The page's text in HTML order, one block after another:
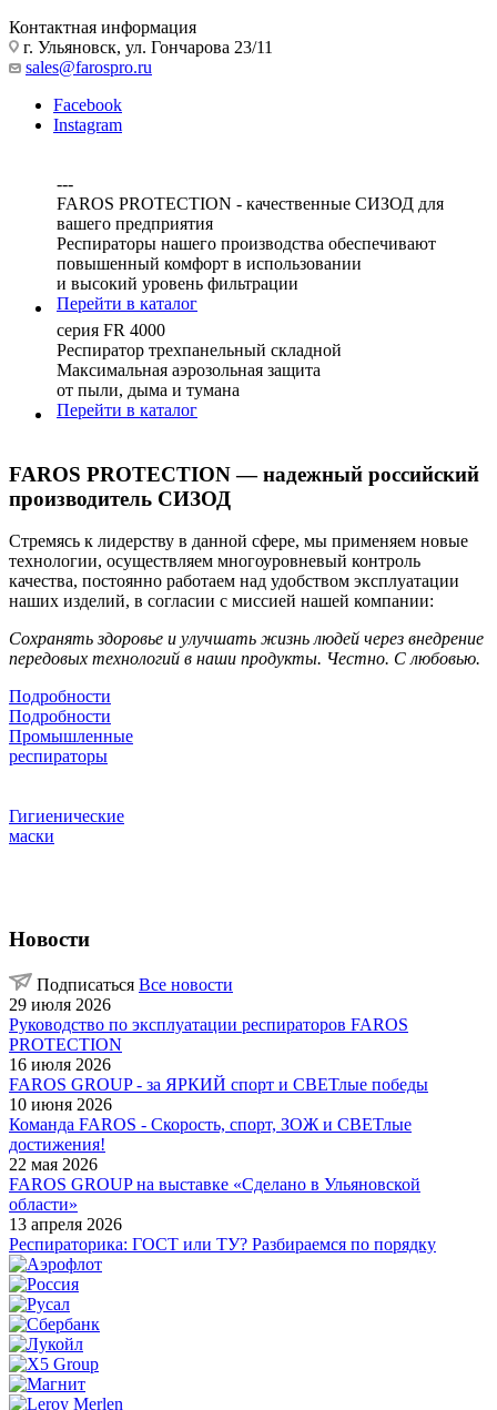
Контактная информация
г. Ульяновск, ул. Гончарова 23/11
sales@farospro.ru
Facebook
Instagram
---
FAROS PROTECTION - качественные СИЗОД для
вашего предприятия
Респираторы нашего производства обеспечивают
повышенный комфорт в использовании
и высокий уровень фильтрации
Перейти в каталог
серия FR 4000
Респиратор трехпанельный складной
Максимальная аэрозольная защита
от пыли, дыма и тумана
Перейти в каталог
FAROS PROTECTION — надежный российский
производитель СИЗОД
Стремясь к лидерству в данной сфере, мы применяем новые
технологии, осуществляем многоуровневый контроль
качества, постоянно работаем над удобством эксплуатации
наших изделий, в согласии с миссией нашей компании:
Сохранять здоровье и улучшать жизнь людей через внедрение
передовых технологий в наши продукты. Честно. С любовью.
Подробности
Подробности
Промышленные
респираторы
Гигиенические
маски
Новости
Подписаться Все новости
29 июля 2026
Руководство по эксплуатации респираторов FAROS
PROTECTION
16 июля 2026
FAROS GROUP - за ЯРКИЙ спорт и СВЕТлые победы
10 июня 2026
Команда FAROS - Скорость, спорт, ЗОЖ и СВЕТлые
достижения!
22 мая 2026
FAROS GROUP на выставке «Сделано в Ульяновской
области»
13 апреля 2026
Респираторика: ГОСТ или ТУ? Разбираемся по порядку